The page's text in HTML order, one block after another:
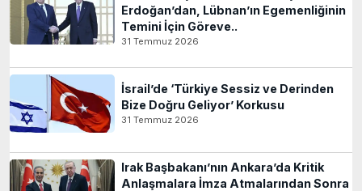
Erdoğan’dan, Lübnan’ın Egemenliğinin
Temini İçin Göreve..
31 Temmuz 2026
İsrail’de ‘Türkiye Sessiz ve Derinden
Bize Doğru Geliyor’ Korkusu
31 Temmuz 2026
Irak Başbakanı’nın Ankara’da Kritik
Anlaşmalara İmza Atmalarından Sonra